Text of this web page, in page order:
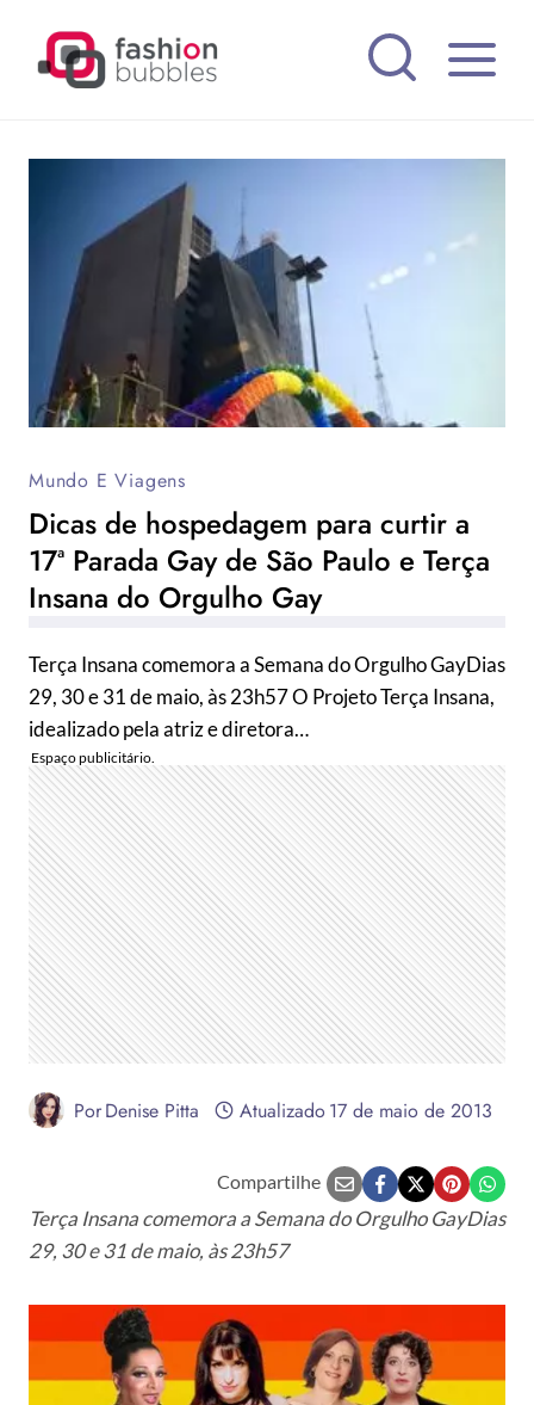
Mundo E Viagens
Dicas de hospedagem para curtir a
17ª Parada Gay de São Paulo e Terça
Insana do Orgulho Gay
Terça Insana comemora a Semana do Orgulho GayDias
29, 30 e 31 de maio, às 23h57 O Projeto Terça Insana,
idealizado pela atriz e diretora…
PorDenise Pitta Atualizado17 de maio de 2013
Compartilhe
Terça Insana comemora a Semana do Orgulho GayDias
29, 30 e 31 de maio, às 23h57